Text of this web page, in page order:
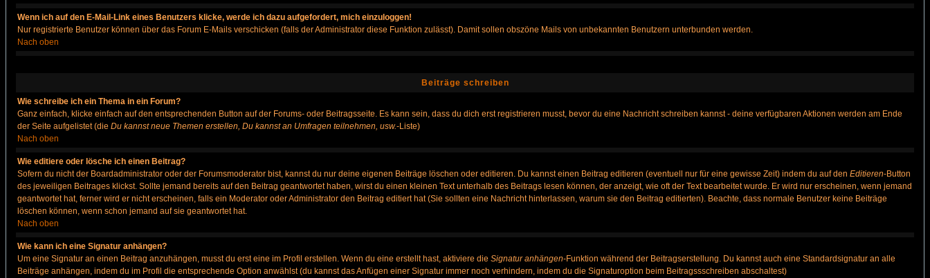
Wenn ich auf den E-Mail-Link eines Benutzers klicke, werde ich dazu aufgefordert, mich einzuloggen!
Nur registrierte Benutzer können über das Forum E-Mails verschicken (falls der Administrator diese Funktion zulässt). Damit sollen obszöne Mails von unbekannten Benutzern unterbunden werden.
Nach oben
Beiträge schreiben
Wie schreibe ich ein Thema in ein Forum?
Ganz einfach, klicke einfach auf den entsprechenden Button auf der Forums- oder Beitragsseite. Es kann sein, dass du dich erst registrieren musst, bevor du eine Nachricht schreiben kannst - deine verfügbaren Aktionen werden am Ende
der Seite aufgelistet (die Du kannst neue Themen erstellen, Du kannst an Umfragen teilnehmen, usw.-Liste)
Nach oben
Wie editiere oder lösche ich einen Beitrag?
Sofern du nicht der Boardadministrator oder der Forumsmoderator bist, kannst du nur deine eigenen Beiträge löschen oder editieren. Du kannst einen Beitrag editieren (eventuell nur für eine gewisse Zeit) indem du auf den Editieren-Button
des jeweiligen Beitrages klickst. Sollte jemand bereits auf den Beitrag geantwortet haben, wirst du einen kleinen Text unterhalb des Beitrags lesen können, der anzeigt, wie oft der Text bearbeitet wurde. Er wird nur erscheinen, wenn jemand
geantwortet hat, ferner wird er nicht erscheinen, falls ein Moderator oder Administrator den Beitrag editiert hat (Sie sollten eine Nachricht hinterlassen, warum sie den Beitrag editierten). Beachte, dass normale Benutzer keine Beiträge
löschen können, wenn schon jemand auf sie geantwortet hat.
Nach oben
Wie kann ich eine Signatur anhängen?
Um eine Signatur an einen Beitrag anzuhängen, musst du erst eine im Profil erstellen. Wenn du eine erstellt hast, aktiviere die Signatur anhängen-Funktion während der Beitragserstellung. Du kannst auch eine Standardsignatur an alle
Beiträge anhängen, indem du im Profil die entsprechende Option anwählst (du kannst das Anfügen einer Signatur immer noch verhindern, indem du die Signaturoption beim Beitragssschreiben abschaltest)